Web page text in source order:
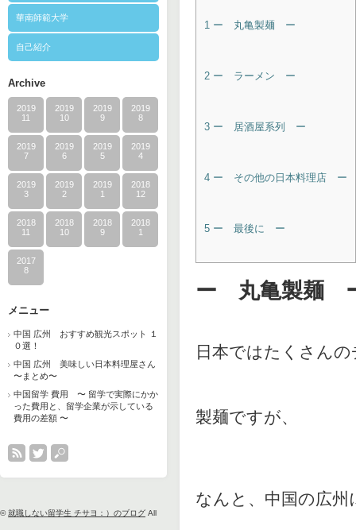
華南師範大学
自己紹介
Archive
2019
11
2019
10
2019
9
2019
8
2019
7
2019
6
2019
5
2019
4
2019
3
2019
2
2019
1
2018
12
2018
11
2018
10
2018
9
2018
1
2017
8
メニュー
中国 広州 おすすめ観光スポット １
０選！
中国 広州 美味しい日本料理屋さん
〜まとめ〜
中国留学 費用 〜 留学で実際にかか
った費用と、留学企業が示している
費用の差額 〜
©就職しない留学生 チサヨ：）のブログ All
1 ー 丸亀製麺 ー
2 ー ラーメン ー
3 ー 居酒屋系列 ー
4 ー その他の日本料理店 ー
5 ー 最後に ー
ー 丸亀製麺
日本ではたくさん
製麺ですが、
なんと、中国の広